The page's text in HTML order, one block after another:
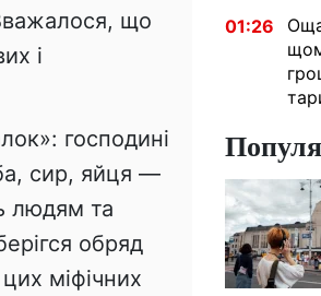
що
і
господині
сир, яйця —
людям та
обряд
міфічних
01:26